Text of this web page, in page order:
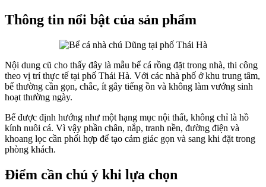
Thông tin nổi bật của sản phẩm
Nội dung cũ cho thấy đây là mẫu bể cá rồng đặt trong nhà, thi công
theo vị trí thực tế tại phố Thái Hà. Với các nhà phố ở khu trung tâm,
bể thường cần gọn, chắc, ít gây tiếng ồn và không làm vướng sinh
hoạt thường ngày.
Bể được định hướng như một hạng mục nội thất, không chỉ là hồ
kính nuôi cá. Vì vậy phần chân, nắp, tranh nền, đường điện và
khoang lọc cần phối hợp để tạo cảm giác gọn và sang khi đặt trong
phòng khách.
Điểm cần chú ý khi lựa chọn